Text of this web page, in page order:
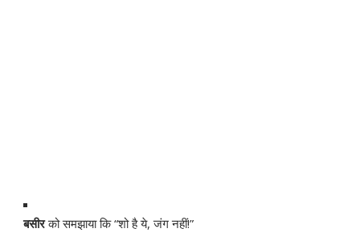
बसीरको समझाया कि “शो है ये, जंग नहीं!”